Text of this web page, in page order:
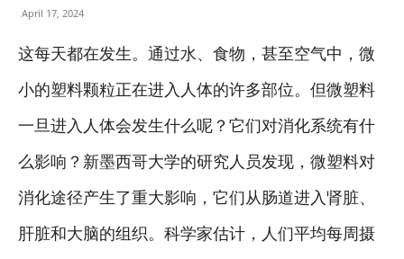
April 17, 2024
这每天都在发生。通过水、食物，甚至空气中，微
小的塑料颗粒正在进入人体的许多部位。但微塑料
一旦进入人体会发生什么呢？它们对消化系统有什
么影响？新墨西哥大学的研究人员发现，微塑料对
消化途径产生了重大影响，它们从肠道进入肾脏、
肝脏和大脑的组织。科学家估计，人们平均每周摄